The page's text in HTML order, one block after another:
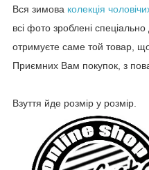
Вся зимова колекція
всі фото зроблені
отримуєте саме той товар,
Приємних Вам покупок, з
Взуття йде розмір у розмір.